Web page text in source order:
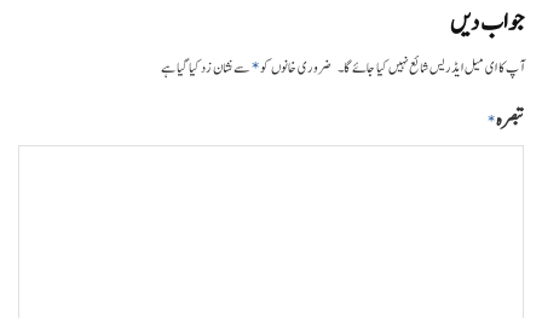
جواب دیں
آپ کا ای میل ایڈریس شائع نہیں کیا جائے گا۔ ضروری خانوں کو*سے نشان زد کیا گیا ہے
تبصرہ*